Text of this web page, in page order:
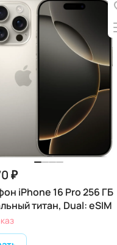
₽
iPhone 16 Pro 256 ГБ
титан, Dual: eSIM